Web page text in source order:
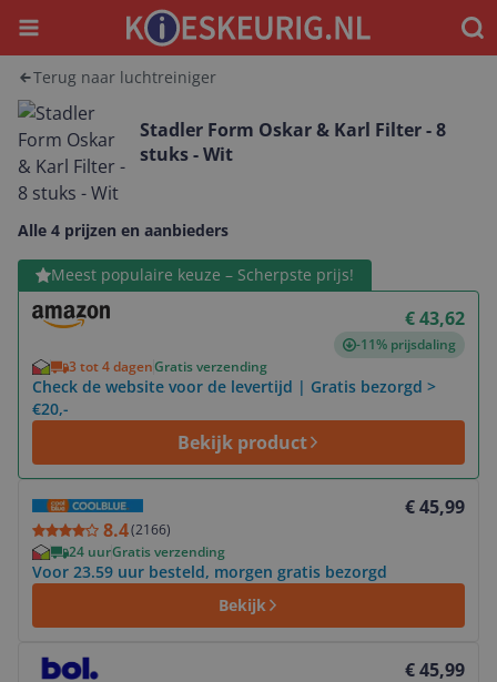
Menu
Terug naar luchtreiniger
Stadler Form Oskar & Karl Filter - 8
stuks - Wit
Alle 4 prijzen en aanbieders
Meest populaire keuze – Scherpste prijs!
€ 43,62
-11% prijsdaling
3 tot 4 dagenGratis verzending
Check de website voor de levertijd | Gratis bezorgd >
€20,-
Bekijk product
Bekijk product
8.4(2166)
€ 45,99
24 uurGratis verzending
Voor 23.59 uur besteld, morgen gratis bezorgd
Bekijk
€ 45,99
Bekijk product